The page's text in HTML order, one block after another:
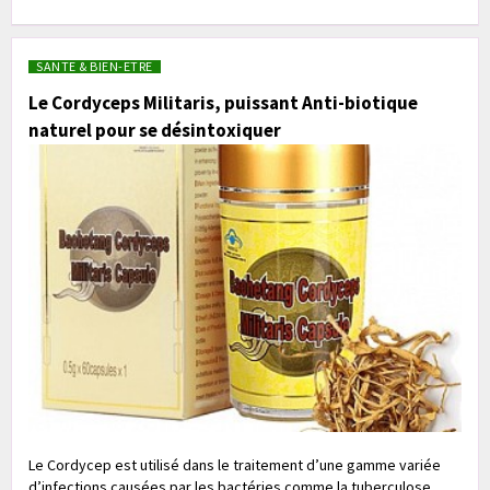
SANTE & BIEN-ETRE
Le Cordyceps Militaris, puissant Anti-biotique
naturel pour se désintoxiquer
Le Cordycep est utilisé dans le traitement d’une gamme variée